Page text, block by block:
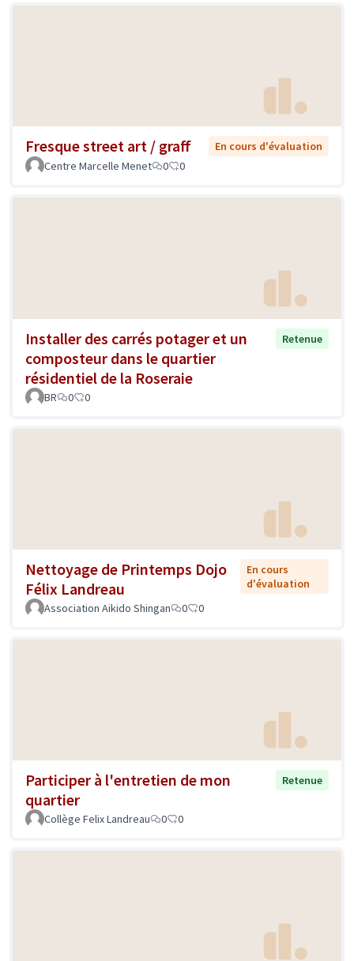
Fresque street art / graff
En cours d'évaluation
Centre Marcelle Menet
0 0
Installer des carrés potager et un
composteur dans le quartier
résidentiel de la Roseraie
Retenue
BR 0 0
Nettoyage de Printemps Dojo
Félix Landreau
En cours
d'évaluation
Association Aikido Shingan
0 0
Participer à l'entretien de mon
quartier
Retenue
Collège Felix Landreau 0 0